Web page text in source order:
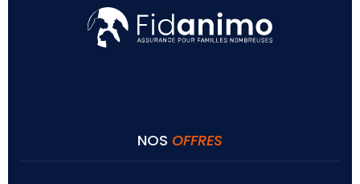
NOS OFFRES